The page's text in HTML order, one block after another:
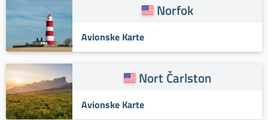
Norfok
Avionske Karte
Nort Čarlston
Avionske Karte